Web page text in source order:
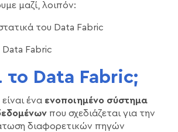
μαζί, λοιπόν:
του Data Fabric
Fabric
το Data Fabric;
είναι ένα ενοποιημένο σύστημα
που σχεδιάζεται για την
διαφορετικών πηγών